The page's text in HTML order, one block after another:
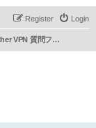
Login
Register
SoftEther VPN 質問フォーラム (日本語)